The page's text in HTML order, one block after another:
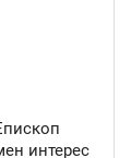
интерес